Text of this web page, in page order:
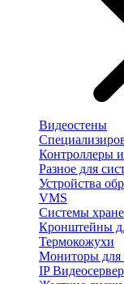
Видеостены
Контроллеры
Разное для
Устройства
VMS
Системы
Кронштейны
Термокожухи
Мониторы для
IP